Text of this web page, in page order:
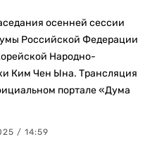
осенней сессии
Российской Федерации
Народно-
Ким Чен Ына. Трансляция
портале «Дума
/ 14:59